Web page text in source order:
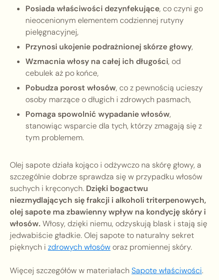
Posiada właściwości dezynfekujące, co czyni go
nieocenionym elementem codziennej rutyny
pielęgnacyjnej,
Przynosi ukojenie podrażnionej skórze głowy,
Wzmacnia włosy na całej ich długości, od
cebulek aż po końce,
Pobudza porost włosów, co z pewnością ucieszy
osoby marzące o długich i zdrowych pasmach,
Pomaga spowolnić wypadanie włosów,
stanowiąc wsparcie dla tych, którzy zmagają się z
tym problemem.
Olej sapote działa kojąco i odżywczo na skórę głowy, a
szczególnie dobrze sprawdza się w przypadku włosów
suchych i kręconych. Dzięki bogactwu
niezmydlających się frakcji i alkoholi triterpenowych,
olej sapote ma zbawienny wpływ na kondycję skóry i
włosów. Włosy, dzięki niemu, odzyskują blask i stają się
jedwabiście gładkie. Olej sapote to naturalny sekret
pięknych i zdrowych włosóworaz promiennej skóry.
Więcej szczegółów w materiałach Sapote właściwości.